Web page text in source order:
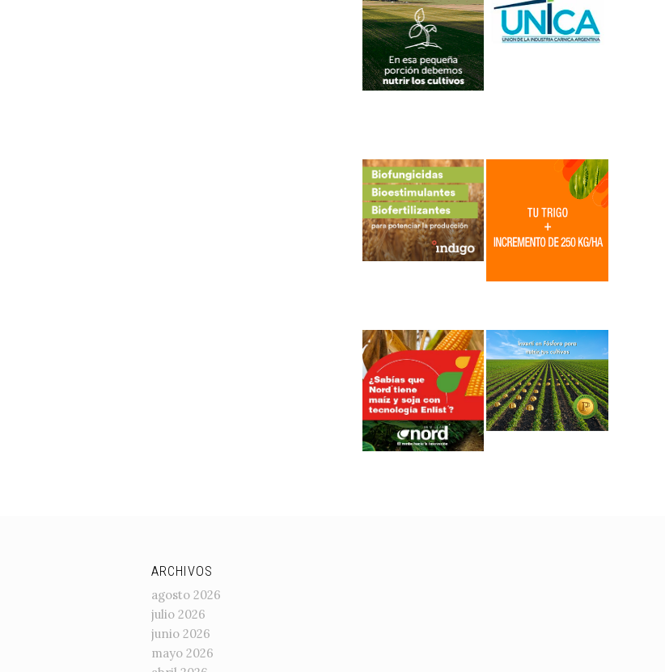
ARCHIVOS
agosto 2026
julio 2026
junio 2026
mayo 2026